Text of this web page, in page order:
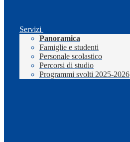
Servizi
Panoramica
Famiglie e studenti
Personale scolastico
Percorsi di studio
Programmi svolti 2025-2026